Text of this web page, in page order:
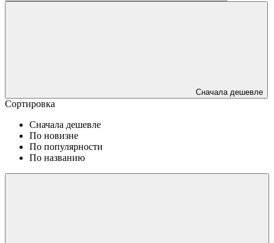
Сначала дешевле
Сортировка
Сначала дешевле
По новизне
По популярности
По названию